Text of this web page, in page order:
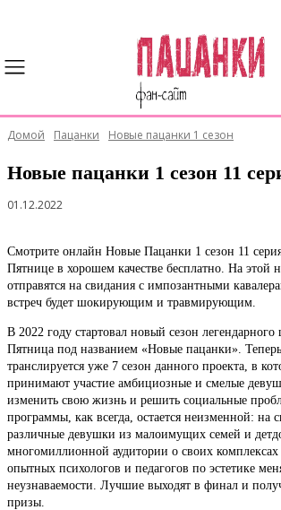
Домой Пацанки Новые пацанки 1 сезон
Новые пацанки 1 сезон 11
01.12.2022
Смотрите онлайн Новые Пацанки 1 сезон 11
Пятнице в хорошем качестве бесплатно. На этой
отправятся на свидания с импозантными
встреч будет шокирующим и травмирующим.
В 2022 году стартовал новый сезон легендарного
Пятница под названием «Новые пацанки».
транслируется уже 7 сезон данного проекта, в
принимают участие амбициозные и смелые
изменить свою жизнь и решить социальные
программы, как всегда, остается неизменной: на
различные девушки из малоимущих семей и
многомиллионной аудитории о своих
опытных психологов и педагогов по эстетике
неузнаваемости. Лучшие выходят в финал и
призы.